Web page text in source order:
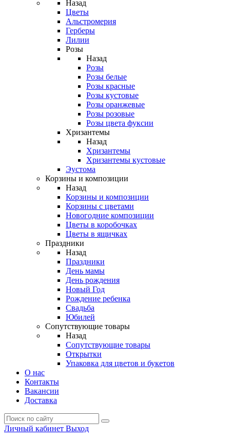
Назад
Цветы
Альстромерия
Герберы
Лилии
Розы
Назад
Розы
Розы белые
Розы красные
Розы кустовые
Розы оранжевые
Розы розовые
Розы цвета фуксии
Хризантемы
Назад
Хризантемы
Хризантемы кустовые
Эустома
Корзины и композиции
Назад
Корзины и композиции
Корзины с цветами
Новогодние композиции
Цветы в коробочках
Цветы в ящичках
Праздники
Назад
Праздники
День мамы
День рождения
Новый Год
Рождение ребенка
Свадьба
Юбилей
Сопутствующие товары
Назад
Сопутствующие товары
Открытки
Упаковка для цветов и букетов
О нас
Контакты
Вакансии
Доставка
Личный кабинет Выход